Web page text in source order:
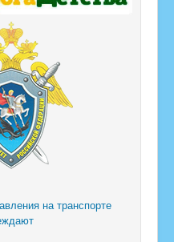
на транспорте